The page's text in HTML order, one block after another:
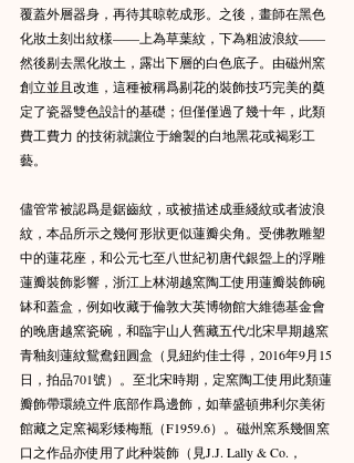
覆蓋外層器身，再待其晾乾成形。之後，畫師在黑色
化妝土刻出紋樣——上為草葉紋，下為粗波浪紋——
然後剔去黑化妝土，露出下層的白色底子。由磁州窯
創立並且改進，這種被稱爲剔花的裝飾技巧完美的奠
定了瓷器雙色設計的基礎；但僅僅過了幾十年，此類
費工費力 的技術就讓位于繪製的白地黑花或褐彩工
藝。
儘管常被認爲是鋸齒紋，或被描述成垂綫紋或者波浪
紋，本品所示之幾何形狀更似蓮瓣尖角。受佛教雕塑
中的蓮花座，和公元七至八世紀初唐代銀盌上的浮雕
蓮瓣裝飾影響，浙江上林湖越窯陶工使用蓮瓣裝飾碗
缽和蓋盒，例如收藏于倫敦大英博物館大維德基金會
的晚唐越窯瓷碗，和臨宇山人舊藏五代/北宋早期越窯
青釉刻蓮紋鴛鴦鈕圓盒（見紐約佳士得，2016年9月15
日，拍品701號）。至北宋時期，定窯陶工使用此類蓮
瓣飾帶環繞立件底部作爲邊飾，如華盛頓弗利尔美術
館藏之定窯褐彩矮梅瓶（F1959.6）。磁州窯系幾個窯
口之作品亦使用了此种裝飾（見J.J. Lally & Co.，